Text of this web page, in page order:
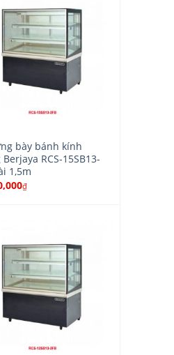
bày bánh kính
RCS-15SB13-
1,5m
₫